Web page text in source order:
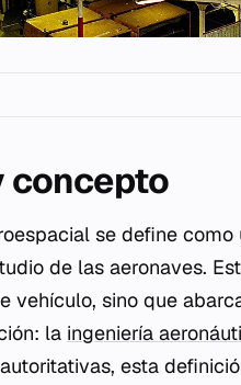
concepto
se define
de las aeronaves.
vehículo, sino que
la ingeniería
esta